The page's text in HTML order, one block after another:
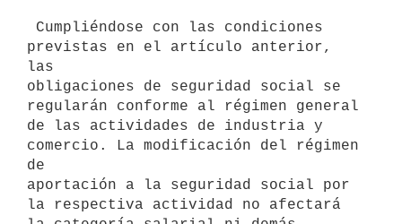
previstas en el artículo anterior,
las
obligaciones de seguridad social se
regularán conforme al régimen general
de las actividades de industria y
comercio. La modificación del régimen
de
aportación a la seguridad social por
la respectiva actividad no afectará